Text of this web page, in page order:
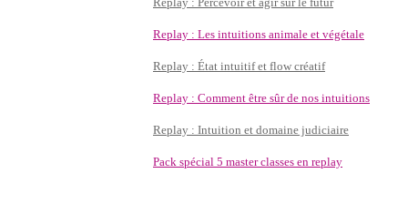
Replay : Les intuitions animale et végétale
Replay : État intuitif et flow créatif
Replay : Comment être sûr de nos intuitions
Replay : Intuition et domaine judiciaire
Pack spécial 5 master classes en replay